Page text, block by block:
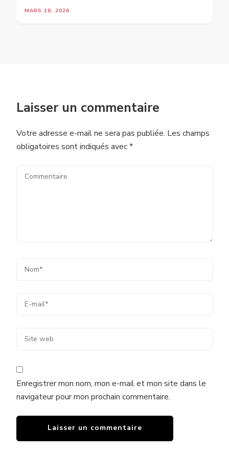
MARS 18, 2026
Laisser un commentaire
Votre adresse e-mail ne sera pas publiée. Les champs
obligatoires sont indiqués avec*
Enregistrer mon nom, mon e-mail et mon site dans le
navigateur pour mon prochain commentaire.